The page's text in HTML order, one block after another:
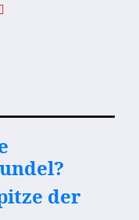
der